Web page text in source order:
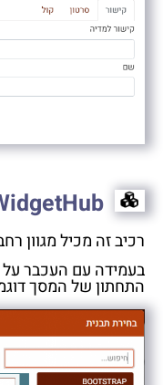
WidgetHub
רכיב זה מכיל מגוון
בעמידה עם העכבר על
התחתון של המסך